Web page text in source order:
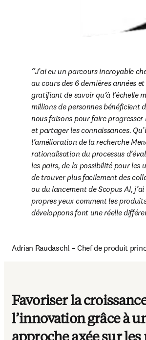
J’ai eu un parcours incroyable
au cours des 6 dernières années et
gratifiant de savoir qu’à l’échelle
millions de personnes bénéficient
nous faisons pour faire progresser
et partager les connaissances.
l’amélioration de la recherche
rationalisation du processus
les pairs, de la possibilité pour les
de trouver plus facilement des
ou du lancement de Scopus AI,
propres yeux comment les
développons font une réelle
Adrian Raudaschl – Chef de produit
Favoriser la
l’innovation grâce à